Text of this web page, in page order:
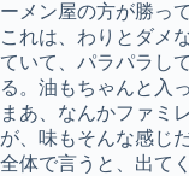
ーメン屋の方が勝っ
これは、わりとダメ
ていて、パラパラし
る。油もちゃんと入
まあ、なんかファミ
が、味もそんな感じ
全体で言うと、出て